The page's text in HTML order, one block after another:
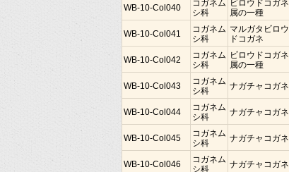
WB-10-Col040
コガネム
シ科
ビロウドコガネ
属の一種
WB-10-Col041
コガネム
シ科
マルガタビロウ
ドコガネ
WB-10-Col042
コガネム
シ科
ビロウドコガネ
属の一種
WB-10-Col043
コガネム
シ科
ナガチャコガネ
WB-10-Col044
コガネム
シ科
ナガチャコガネ
WB-10-Col045
コガネム
シ科
ナガチャコガネ
WB-10-Col046
コガネム
シ科
ナガチャコガネ